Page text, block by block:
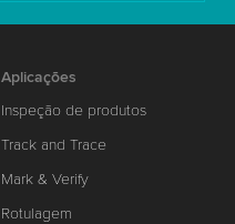
Aplicações
Inspeção de produtos
Track and Trace
Mark & Verify
Rotulagem